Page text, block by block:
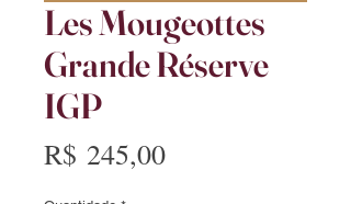
Les Mougeottes
Grande Réserve
IGP
R$ 245,00Preço